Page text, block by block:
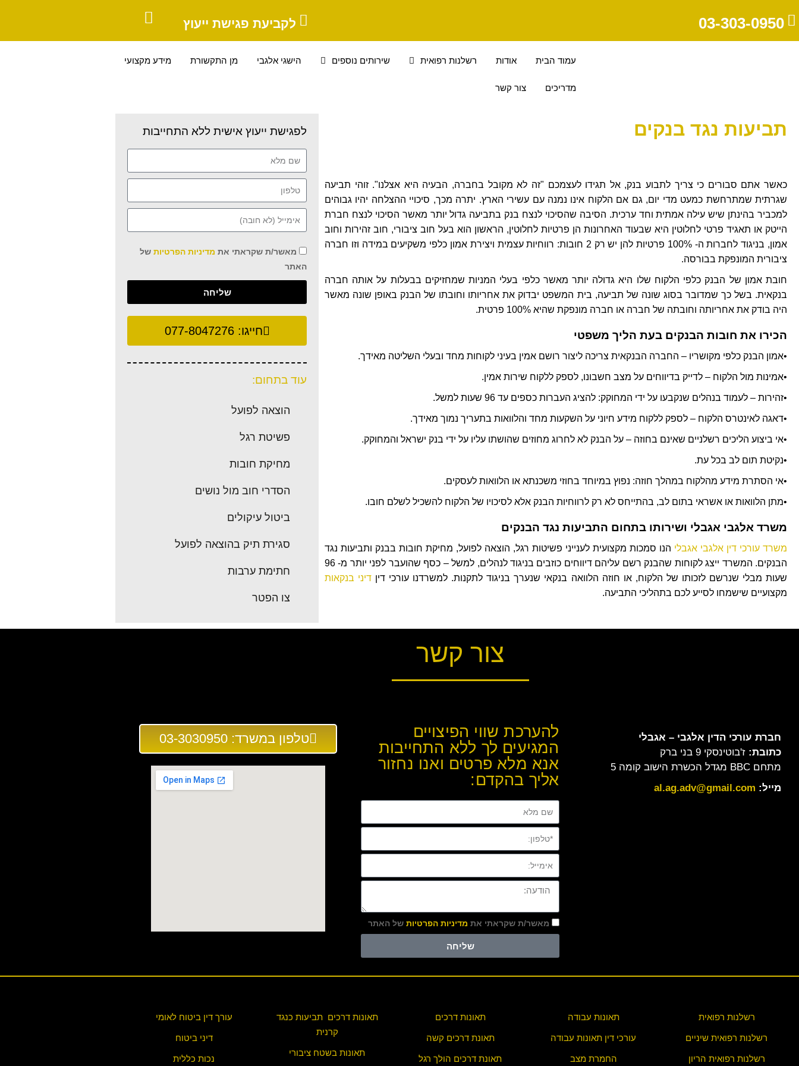
03-303-0950 לקביעת פגישת ייעוץ
עמוד הבית אודות רשלנות רפואית שירותים נוספים הישגי אלגבי מן התקשורת מידע מקצועי
מדריכים צור קשר
תביעות נגד בנקים
כאשר אתם סבורים כי צריך לתבוע בנק, אל תגידו לעצמכם "זה לא מקובל בחברה, הבעיה היא אצלנו". זוהי תביעה
שגרתית שמתרחשת כמעט מדי יום, גם אם הלקוח אינו נמנה עם עשירי הארץ. יתרה מכך, סיכויי ההצלחה יהיו גבוהים
למכביר בהינתן שיש עילה אמתית וחד ערכית. הסיבה שהסיכוי לנצח בנק בתביעה גדול יותר מאשר הסיכוי לנצח חברת
הייטק או תאגיד פרטי לחלוטין היא שבעוד האחרונות הן פרטיות לחלוטין, הראשון הוא בעל חוב ציבורי, חוב זהירות וחוב
אמון, בניגוד לחברות ה- 100% פרטיות להן יש רק 2 חובות: רווחיות עצמית ויצירת אמון כלפי משקיעים במידה וזו חברה
ציבורית המונפקת בבורסה.
חובת אמון של הבנק כלפי הלקוח שלו היא גדולה יותר מאשר כלפי בעלי המניות שמחזיקים בבעלות על אותה חברה
בנקאית. בשל כך שמדובר בסוג שונה של תביעה, בית המשפט יבדוק את אחריותו וחובתו של הבנק באופן שונה מאשר
היה בודק את אחריותה וחובתה של חברה או חברה מונפקת שהיא 100% פרטית.
הכירו את חובות הבנקים בעת הליך משפטי
•אמון הבנק כלפי מקושריו – החברה הבנקאית צריכה ליצור רושם אמין בעיני לקוחות מחד ובעלי השליטה מאידך.
•אמינות מול הלקוח – לדייק בדיווחים על מצב חשבונו, לספק ללקוח שירות אמין.
•זהירות – לעמוד בנהלים שנקבעו על ידי המחוקק: להציג העברות כספים עד 96 שעות למשל.
•דאגה לאינטרס הלקוח – לספק ללקוח מידע חיוני על השקעות מחד והלוואות בתעריך נמוך מאידך.
•אי ביצוע הליכים רשלניים שאינם בחוזה – על הבנק לא לחרוג מחוזים שהושתו עליו על ידי בנק ישראל והמחוקק.
•נקיטת תום לב בכל עת.
•אי הסתרת מידע מהלקוח במהלך חוזה: נפוץ במיוחד בחוזי משכנתא או הלוואות לעסקים.
•מתן הלוואות או אשראי בתום לב, בהתייחס לא רק לרווחיות הבנק אלא לסיכויו של הלקוח להשכיל לשלם חובו.
משרד אלגבי אגבלי ושירותו בתחום התביעות נגד הבנקים
משרד עורכי דין אלגבי אגבלי הנו סמכות מקצועית לענייני פשיטות רגל, הוצאה לפועל, מחיקת חובות בבנק ותביעות נגד
הבנקים. המשרד ייצג לקוחות שהבנק רשם עליהם דיווחים כוזבים בניגוד לנהלים, למשל – כסף שהועבר לפני יותר מ- 96
שעות מבלי שנרשם לזכותו של הלקוח, או חוזה הלוואה בנקאי שנערך בניגוד לתקנות. למשרדנו עורכי דין דיני בנקאות
מקצועיים שישמחו לסייע לכם בתהליכי התביעה.
לפגישת ייעוץ אישית ללא התחייבות
מאשר/ת שקראתי את מדיניות הפרטיות של
האתר
שליחה
חייגו:077-8047276
עוד בתחום:
הוצאה לפועל
פשיטת רגל
מחיקת חובות
הסדרי חוב מול נושים
ביטול עיקולים
סגירת תיק בהוצאה לפועל
חתימת ערבות
צו הפטר
צור קשר
חברת עורכי הדין אלגבי – אגבלי
כתובת: ז'בוטינסקי 9 בני ברק
מתחם BBC מגדל הכשרת הישוב קומה 5
מייל: al.ag.adv@gmail.com
להערכת שווי הפיצויים
המגיעים לך ללא התחייבות
אנא מלא פרטים ואנו נחזור
אליך בהקדם:
מאשר/ת שקראתי את מדיניות הפרטיות של האתר
שליחה
טלפון במשרד: 03-3030950
רשלנות רפואית
רשלנות רפואית שיניים
רשלנות רפואית הריון
תאונות עבודה
עורכי דין תאונות עבודה
החמרת מצב
תאונות דרכים
תאונת דרכים קשה
תאונת דרכים הולך רגל
תאונות דרכים תביעות כנגד
קרנית
תאונות בשטח ציבורי
עורך דין ביטוח לאומי
דיני ביטוח
נכות כללית